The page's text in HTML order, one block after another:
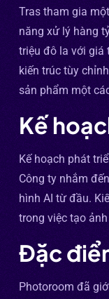
Tras tham gia
năng xử lý hàng
triệu đô la với giá
kiến trúc tùy
sản phẩm một
Kế
Kế hoạch phát
Công ty nhắm
hình AI từ đầu.
trong việc tạo
Đặc
Photoroom đã